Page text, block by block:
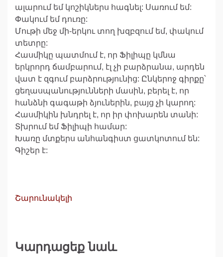
ալարում եմ կոշիկներս հագնել: Սառում եմ:
Փակում եմ դուռը:
Մութի մեջ մի-երկու տող խզբզում եմ, փակում
տետրը:
Հասմիկը պատմում է, որ Ֆիլիպը կմնա
երկրորդ ճամբարում, էլ չի բարձրանա, արդեն
վատ է զգում բարձրությունից: Ընկերոջ գիրքը՝
ցեղասպանությունների մասին, բերել է, որ
հանձնի գագաթի ձյուներին, բայց չի կարող:
Հասմիկին խնդրել է, որ իր փոխարեն տանի:
Տխրում եմ Ֆիլիպի համար:
Խառը մտքերս անհանգիստ ցատկոտում են:
Գիշեր է:
Շարունակելի
Կարդացեք նաև